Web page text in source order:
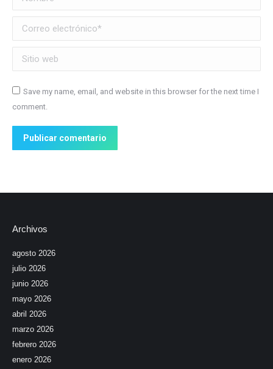
Correo electrónico *
Sitio web
Save my name, email, and website in this browser for the next time I
comment.
Publicar comentario
Archivos
agosto 2026
julio 2026
junio 2026
mayo 2026
abril 2026
marzo 2026
febrero 2026
enero 2026